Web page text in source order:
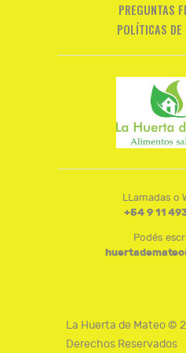
PREGUNTAS
POLÍTICAS DE
LLamadas o
+54 9 11
Podés
La Huerta de Mateo ©
Derechos Reservados